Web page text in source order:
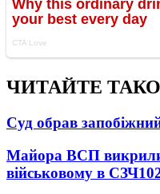
ЧИТАЙТЕ
Суд обрав
Майора ВСП
військовому в СЗЧ